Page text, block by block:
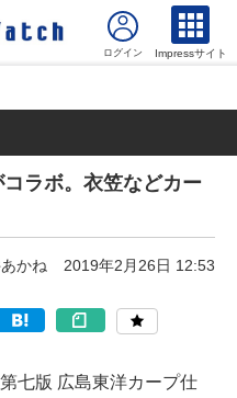
Impressサイト
ラボ。衣笠などカー
かね 2019年2月26日 12:53
七版 広島東洋カープ仕